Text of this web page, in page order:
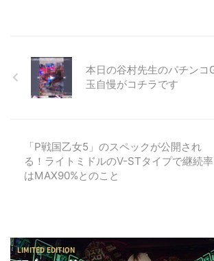
本日の谷村先生のパチンコ
玉自慢がコチラです
「P戦国乙女5」のスペックが公開され
る！ライトミドルのV-STタイプで継続率
はMAX90%とのこと